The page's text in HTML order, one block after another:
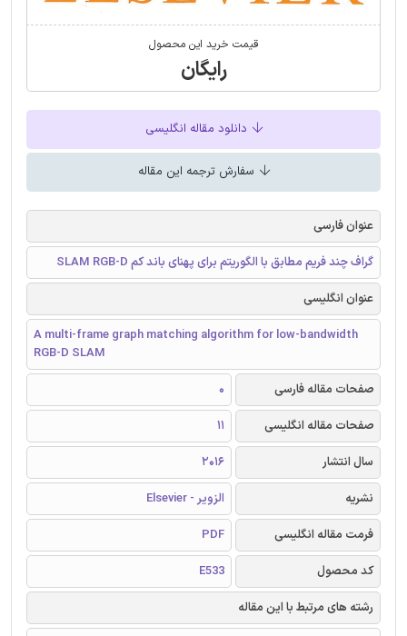
قیمت خرید این محصول
رایگان
دانلود مقاله انگلیسی
سفارش ترجمه این مقاله
عنوان فارسی
گراف چند فریم مطابق با الگوریتم برای پهنای باند کم SLAM RGB-D
عنوان انگلیسی
A multi-frame graph matching algorithm for low-bandwidth
RGB-D SLAM
صفحات مقاله فارسی
0
صفحات مقاله انگلیسی
11
سال انتشار
2016
نشریه
الزویر - Elsevier
فرمت مقاله انگلیسی
PDF
کد محصول
E533
رشته های مرتبط با این مقاله